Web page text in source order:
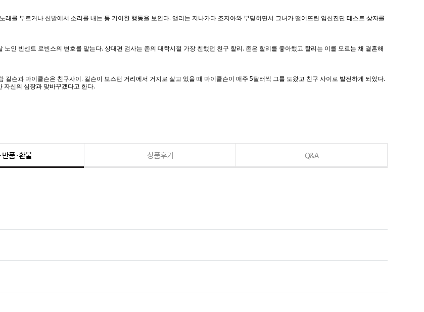
를 부르거나 신발에서 소리를 내는 등 기이한 행동을 보인다. 앨리는 지나가다 조지아와 부딪히면서 그녀가 떨어뜨린 임신진단 테스트 상자를
인 빈센트 로빈스의 변호를 맡는다. 상대편 검사는 존의 대학시절 가장 친했던 친구 할리. 존은 할리를 좋아했고 할리는 이를 모르는 채 결혼해
슨과 마이클슨은 친구사이. 길슨이 보스턴 거리에서 거지로 살고 있을 때 마이클슨이 매주 5달러씩 그를 도왔고 친구 사이로 발전하게 되었다.
자신의 심장과 맞바꾸겠다고 한다.
품·환불 상품후기 Q&A